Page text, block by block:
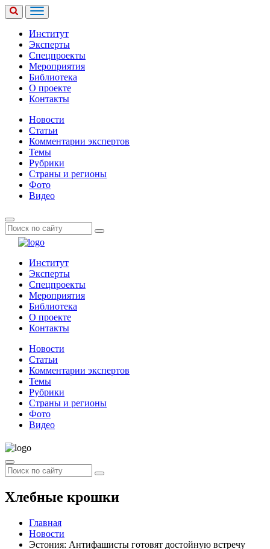
Институт
Эксперты
Спецпроекты
Мероприятия
Библиотека
О проекте
Контакты
Новости
Статьи
Комментарии экспертов
Темы
Рубрики
Страны и регионы
Фото
Видео
Институт
Эксперты
Спецпроекты
Мероприятия
Библиотека
О проекте
Контакты
Новости
Статьи
Комментарии экспертов
Темы
Рубрики
Страны и регионы
Фото
Видео
Хлебные крошки
Главная
Новости
Эстония: Антифашисты готовят достойную встречу